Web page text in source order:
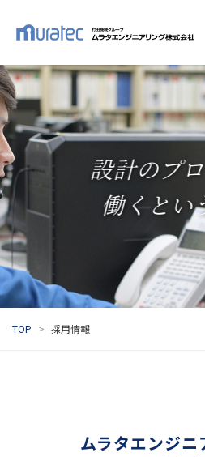
設計のプ
働くとい
TOP 採用情報
ムラタエンジニ